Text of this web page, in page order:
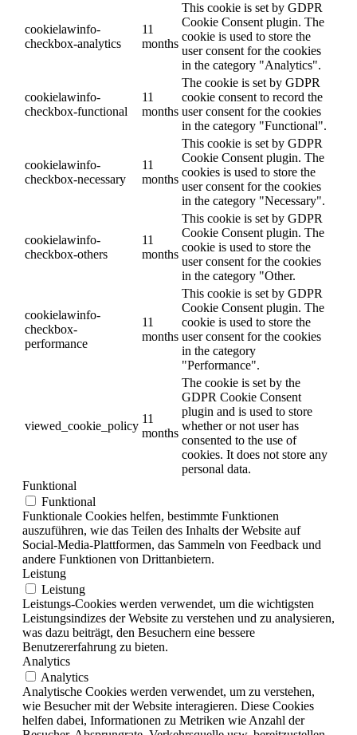
cookielawinfo-
checkbox-analytics
11
months
This cookie is set by GDPR
Cookie Consent plugin. The
cookie is used to store the
user consent for the cookies
in the category "Analytics".
cookielawinfo-
checkbox-functional
11
months
The cookie is set by GDPR
cookie consent to record the
user consent for the cookies
in the category "Functional".
cookielawinfo-
checkbox-necessary
11
months
This cookie is set by GDPR
Cookie Consent plugin. The
cookies is used to store the
user consent for the cookies
in the category "Necessary".
cookielawinfo-
checkbox-others
11
months
This cookie is set by GDPR
Cookie Consent plugin. The
cookie is used to store the
user consent for the cookies
in the category "Other.
cookielawinfo-
checkbox-
performance
11
months
This cookie is set by GDPR
Cookie Consent plugin. The
cookie is used to store the
user consent for the cookies
in the category
"Performance".
viewed_cookie_policy
11
months
The cookie is set by the
GDPR Cookie Consent
plugin and is used to store
whether or not user has
consented to the use of
cookies. It does not store any
personal data.
Funktional
Funktional
Funktionale Cookies helfen, bestimmte Funktionen
auszuführen, wie das Teilen des Inhalts der Website auf
Social-Media-Plattformen, das Sammeln von Feedback und
andere Funktionen von Drittanbietern.
Leistung
Leistung
Leistungs-Cookies werden verwendet, um die wichtigsten
Leistungsindizes der Website zu verstehen und zu analysieren,
was dazu beiträgt, den Besuchern eine bessere
Benutzererfahrung zu bieten.
Analytics
Analytics
Analytische Cookies werden verwendet, um zu verstehen,
wie Besucher mit der Website interagieren. Diese Cookies
helfen dabei, Informationen zu Metriken wie Anzahl der